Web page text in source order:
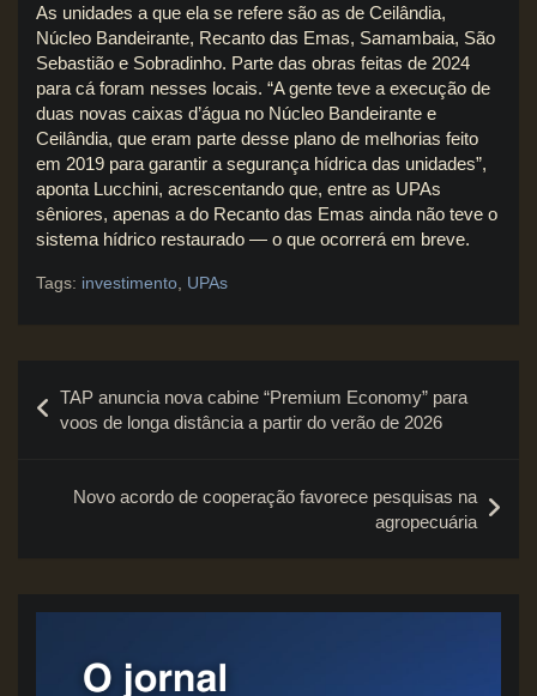
As unidades a que ela se refere são as de Ceilândia,
Núcleo Bandeirante, Recanto das Emas, Samambaia, São
Sebastião e Sobradinho. Parte das obras feitas de 2024
para cá foram nesses locais. “A gente teve a execução de
duas novas caixas d’água no Núcleo Bandeirante e
Ceilândia, que eram parte desse plano de melhorias feito
em 2019 para garantir a segurança hídrica das unidades”,
aponta Lucchini, acrescentando que, entre as UPAs
sêniores, apenas a do Recanto das Emas ainda não teve o
sistema hídrico restaurado — o que ocorrerá em breve.
Tags: investimento UPAs
de
TAP anuncia nova cabine “Premium Economy” para
voos de longa distância a partir do verão de 2026
Novo acordo de cooperação favorece pesquisas na
agropecuária